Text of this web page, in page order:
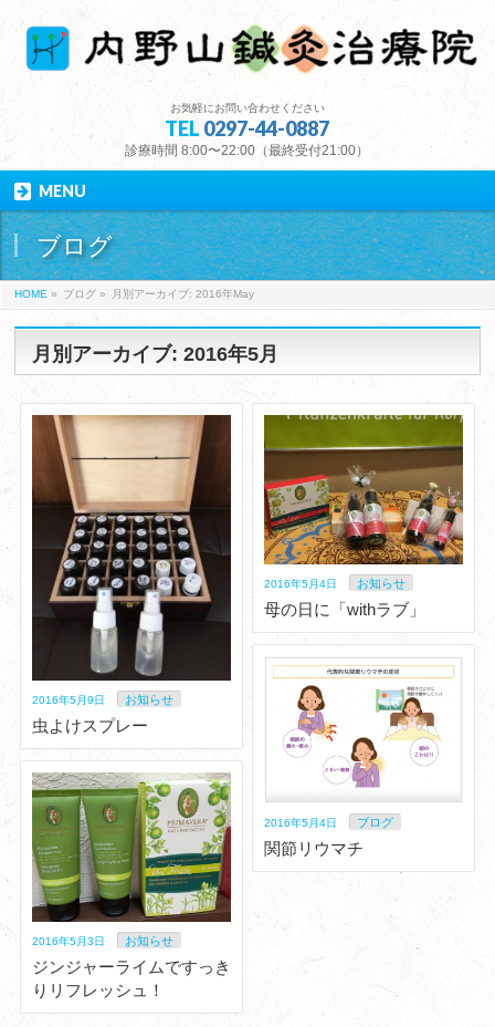
お気軽にお問い合わせください
TEL 0297-44-0887
診療時間 8:00〜22:00（最終受付21:00）
MENU
ブログ
HOME » ブログ » 月別アーカイブ: 2016年May
月別アーカイブ: 2016年5月
2016年5月9日 お知らせ
虫よけスプレー
2016年5月4日 お知らせ
母の日に「withラブ」
2016年5月4日 ブログ
関節リウマチ
2016年5月3日 お知らせ
ジンジャーライムですっき
りリフレッシュ！